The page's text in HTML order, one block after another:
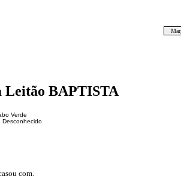
BAPTISTA
Verde
Desconhecido
com.